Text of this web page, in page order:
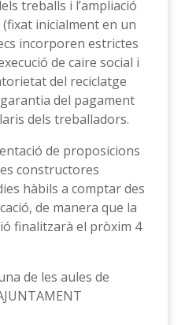
treballs i l’ampliació
inicialment en un
incorporen estrictes
de caire social i
del reciclatge
del pagament
dels treballadors.
de proposicions
constructores
hàbils a comptar des
de manera que la
finalitzarà el pròxim 4
de les aules de